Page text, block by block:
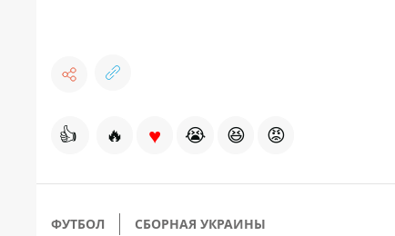
👍 🔥 ♥ 😭 😆 😡
ФУТБОЛ СБОРНАЯ УКРАИНЫ